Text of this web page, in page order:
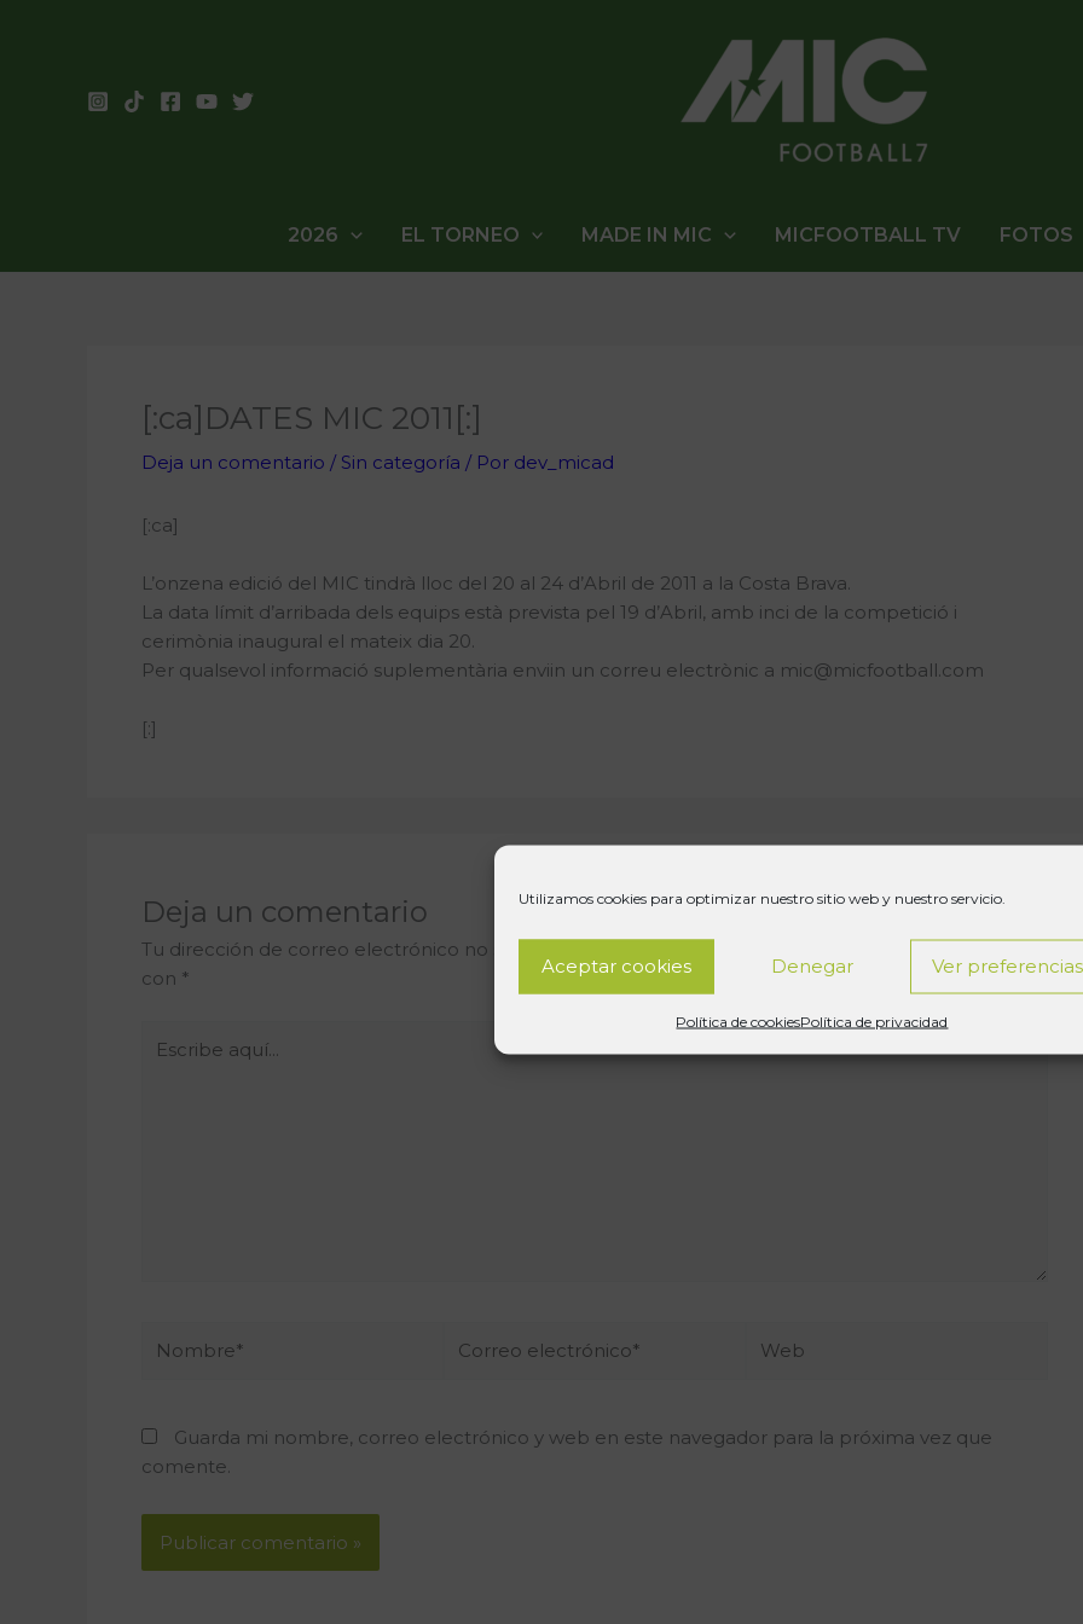
Utilizamos cookies para optimizar nuestro sitio web y nuestro servicio.
Aceptar cookies Denegar Ver preferencias
Política de cookiesPolítica de privacidad
2026 EL TORNEO MADE IN MIC MICFOOTBALL TV FOTOS
[:ca]DATES MIC 2011[:]
Deja un comentario / Sin categoría / Por dev_micad
[:ca]
L’onzena edició del MIC tindrà lloc del 20 al 24 d’Abril de 2011 a la Costa Brava.
La data límit d’arribada dels equips està prevista pel 19 d’Abril, amb inci de la competició i
cerimònia inaugural el mateix dia 20.
Per qualsevol informació suplementària enviin un correu electrònic a mic@micfootball.com
[:]
Deja un comentario
Tu dirección de correo electrónico no será publicada.
Los campos obligatorios están marcados
con *
aquí...
electrónico*
Guarda mi nombre, correo electrónico y web en este navegador para la próxima vez que
comente.